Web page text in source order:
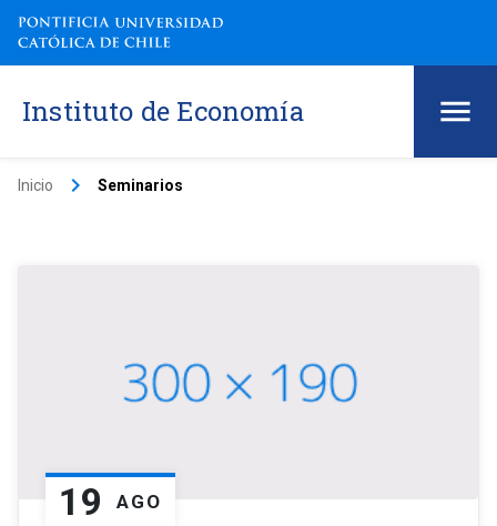
Instituto de Economía
Inicio keyboard_arrow_right Seminarios
19 AGO